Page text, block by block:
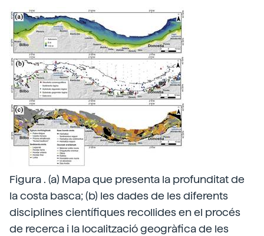
Figura . (a) Mapa que presenta la profunditat de
la costa basca; (b) les dades de les diferents
disciplines científiques recollides en el procés
de recerca i la localització geogràfica de les